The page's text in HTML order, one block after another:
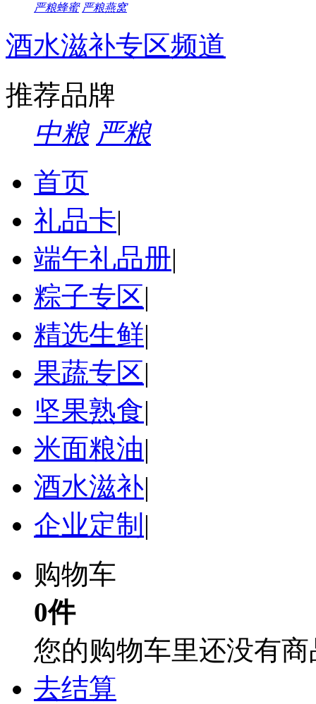
严粮蜂蜜 严粮燕窝
酒水滋补专区频道
推荐品牌
中粮 严粮
首页
礼品卡|
端午礼品册|
粽子专区|
精选生鲜|
果蔬专区|
坚果熟食|
米面粮油|
酒水滋补|
企业定制|
购物车
0件
您的购物车里还没有
去结算